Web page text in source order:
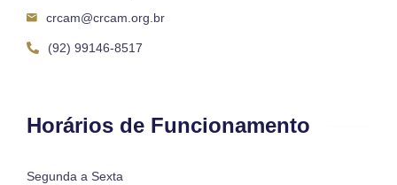
crcam@crcam.org.br
(92) 99146-8517
Horários de Funcionamento
Segunda a Sexta